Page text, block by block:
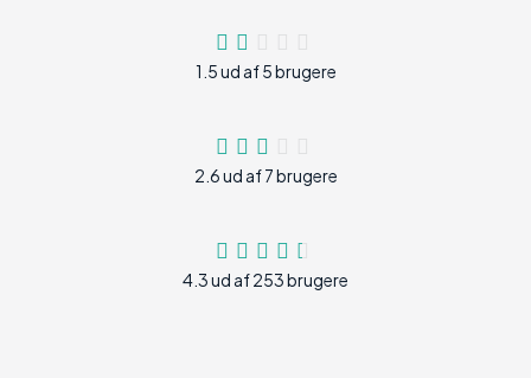
1.5 ud af 5 brugere
2.6 ud af 7 brugere
4.3 ud af 253 brugere